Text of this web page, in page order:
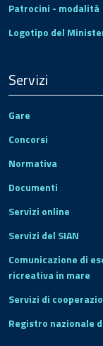
Patrocini - modalità
Logotipo del
Servizi
Gare
Concorsi
Normativa
Documenti
Servizi online
Servizi del SIAN
Comunicazione di
ricreativa in mare
Servizi di
Registro nazionale